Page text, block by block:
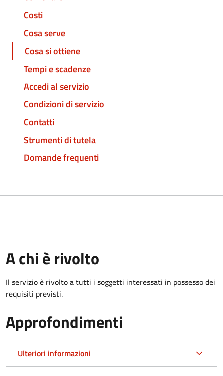
Costi
Cosa serve
Cosa si ottiene
Tempi e scadenze
Accedi al servizio
Condizioni di servizio
Contatti
Strumenti di tutela
Domande frequenti
A chi è rivolto
Il servizio è rivolto a tutti i soggetti interessati in possesso dei
requisiti previsti.
Approfondimenti
Ulteriori informazioni